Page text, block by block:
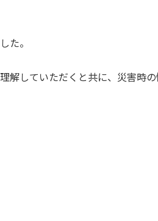
た。
解していただくと共に、災害時